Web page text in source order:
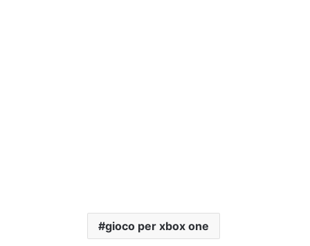
gioco per xbox one